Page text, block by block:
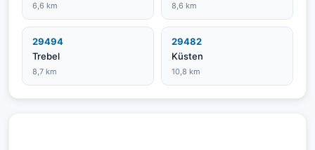
6,6 km 8,6 km
29494
Trebel
8,7 km
29482
Küsten
10,8 km